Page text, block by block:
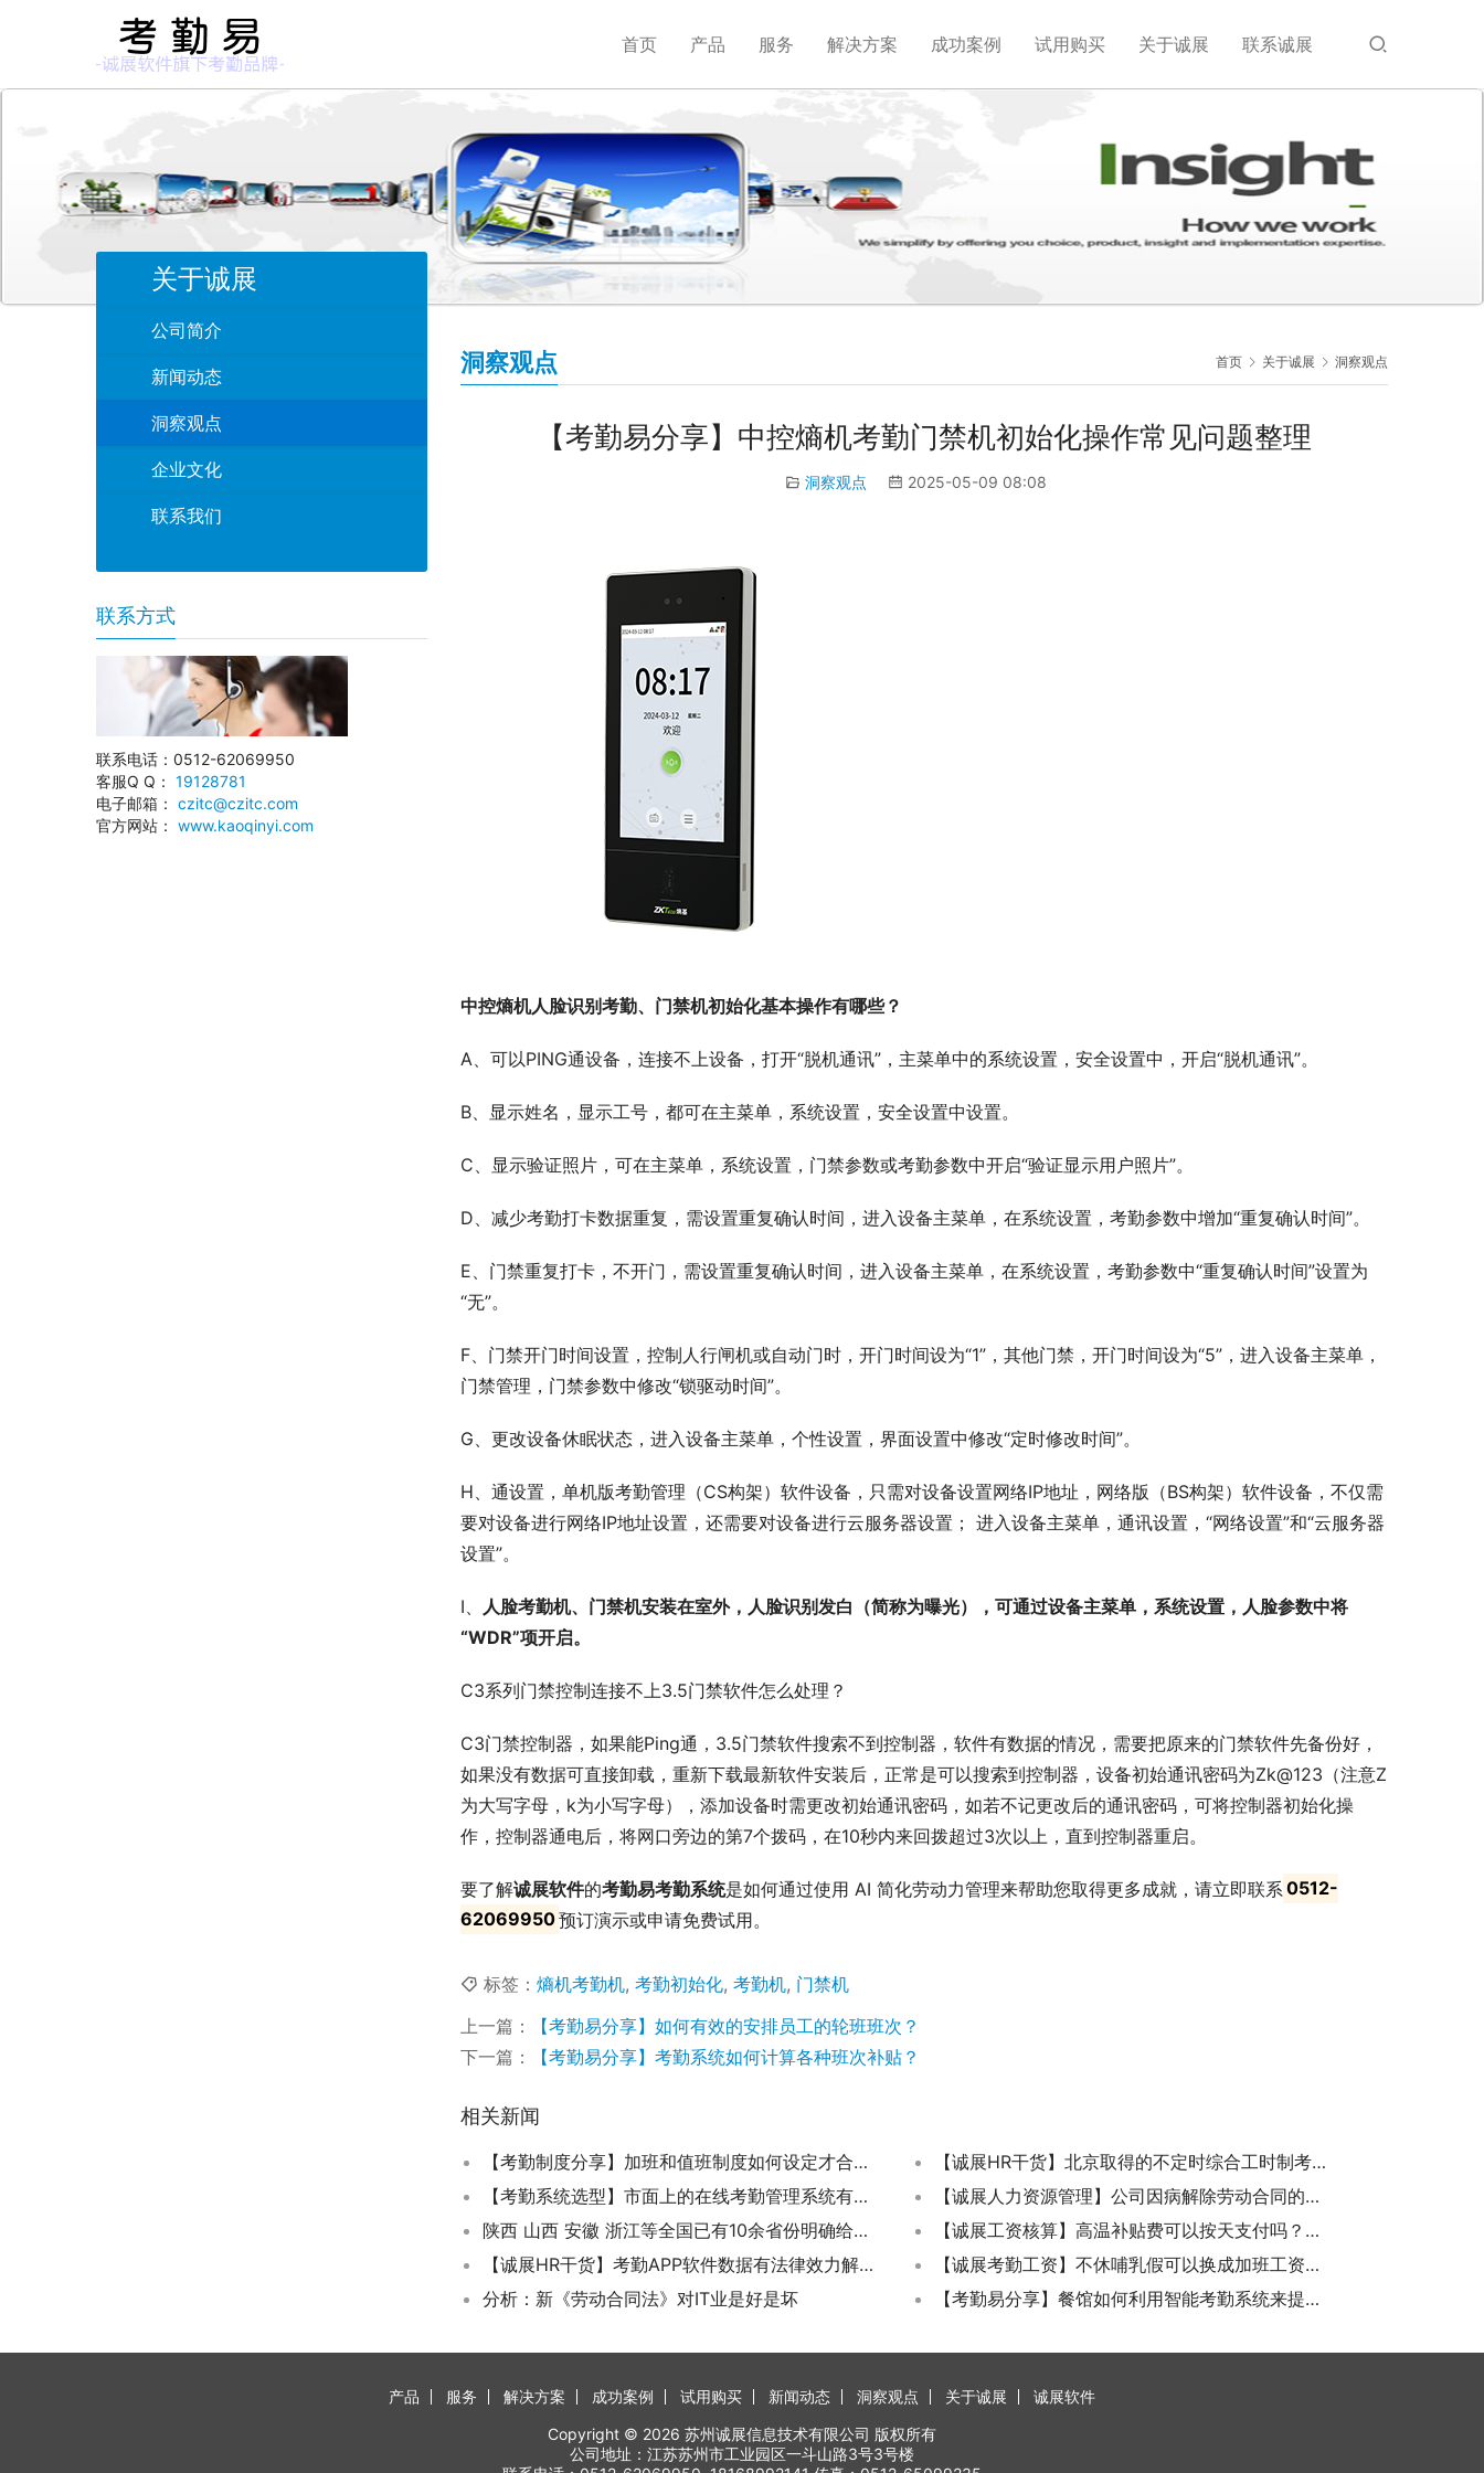
首页 产品 服务 解决方案 成功案例 试用购买 关于诚展 联系诚展
首页 关于诚展 洞察观点
洞察观点
【考勤易分享】中控熵机考勤门禁机初始化操作常见问题整理
洞察观点 2025-05-09 08:08
中控熵机人脸识别考勤、门禁机初始化基本操作有哪些？
A、可以PING通设备，连接不上设备，打开“脱机通讯”，主菜单中的系统设置，安全设置中，开启“脱机通讯”。
B、显示姓名，显示工号，都可在主菜单，系统设置，安全设置中设置。
C、显示验证照片，可在主菜单，系统设置，门禁参数或考勤参数中开启“验证显示用户照片”。
D、减少考勤打卡数据重复，需设置重复确认时间，进入设备主菜单，在系统设置，考勤参数中增加“重复确认时间”。
E、门禁重复打卡，不开门，需设置重复确认时间，进入设备主菜单，在系统设置，考勤参数中“重复确认时间”设置为
“无”。
F、门禁开门时间设置，控制人行闸机或自动门时，开门时间设为“1”，其他门禁，开门时间设为“5”，进入设备主菜单，
门禁管理，门禁参数中修改“锁驱动时间”。
G、更改设备休眠状态，进入设备主菜单，个性设置，界面设置中修改“定时修改时间”。
H、通设置，单机版考勤管理（CS构架）软件设备，只需对设备设置网络IP地址，网络版（BS构架）软件设备，不仅需
要对设备进行网络IP地址设置，还需要对设备进行云服务器设置； 进入设备主菜单，通讯设置，“网络设置”和“云服务器
设置”。
I、
人脸考勤机、门禁机安装在室外，人脸识别发白（简称为曝光），可通过设备主菜单，系统设置，人脸参数中将
“WDR”项开启。
C3系列门禁控制连接不上3.5门禁软件怎么处理？
C3门禁控制器，如果能Ping通，3.5门禁软件搜索不到控制器，软件有数据的情况，需要把原来的门禁软件先备份好，
如果没有数据可直接卸载，重新下载最新软件安装后，正常是可以搜索到控制器，设备初始通讯密码为Zk@123（注意Z
为大写字母，k为小写字母），添加设备时需更改初始通讯密码，如若不记更改后的通讯密码，可将控制器初始化操
作，控制器通电后，将网口旁边的第7个拨码，在10秒内来回拨超过3次以上，直到控制器重启。
要了解诚展软件的考勤易考勤系统是如何通过使用 AI 简化劳动力管理来帮助您取得更多成就，请立即联系 0512-
62069950预订演示或申请免费试用。
标签： 熵机考勤机, 考勤初始化, 考勤机, 门禁机
上一篇：
【考勤易分享】如何有效的安排员工的轮班班次？
下一篇：
【考勤易分享】考勤系统如何计算各种班次补贴？
相关新闻
【考勤制度分享】加班和值班制度如何设定才合法合规？
【诚展HR干货】北京取得的不定时综合工时制考勤可以用在苏州公司吗？
【考勤系统选型】市面上的在线考勤管理系统有哪些？
【诚展人力资源管理】公司因病解除劳动合同的该怎样计算给员工的医疗补助金和经济补偿金？
陕西 山西 安徽 浙江等全国已有10余省份明确给女职工【痛经假】
【诚展工资核算】高温补贴费可以按天支付吗？高温费必须要到33度才行吗？
【诚展HR干货】考勤APP软件数据有法律效力解聘员工吗?
【诚展考勤工资】不休哺乳假可以换成加班工资吗？
分析：新《劳动合同法》对IT业是好是坏
【考勤易分享】餐馆如何利用智能考勤系统来提高排班效率？
关于诚展
公司简介
新闻动态
洞察观点
企业文化
联系我们
联系方式
联系电话：0512-62069950
客服Q Q： 19128781
电子邮箱： czitc@czitc.com
官方网站： www.kaoqinyi.com
产品 服务 解决方案 成功案例 试用购买 新闻动态 洞察观点 关于诚展
诚展软件
Copyright © 2026 苏州诚展信息技术有限公司 版权所有
公司地址：江苏苏州市工业园区一斗山路3号3号楼